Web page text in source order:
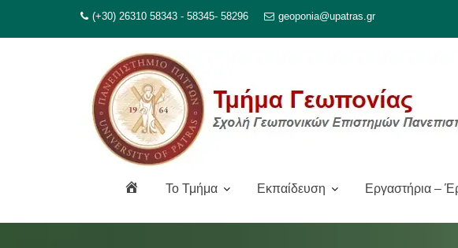
(+30) 26310 58343 - 58345- 58296 geoponia@upatras.gr
To Τμήμα Εκπαίδευση Εργαστήρια –